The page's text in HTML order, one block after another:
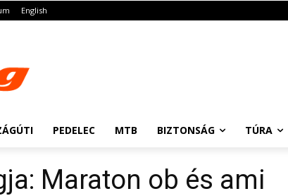
English
PEDELEC MTB BIZTONSÁG TÚRA
Maraton ob és ami